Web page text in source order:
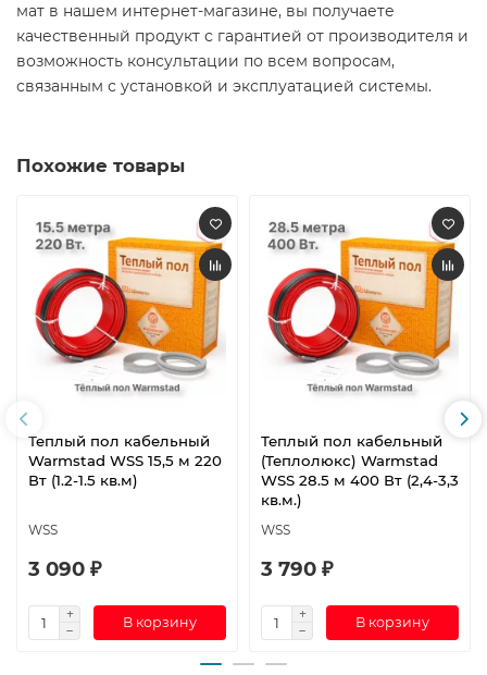
мат в нашем интернет-магазине, вы получаете
качественный продукт с гарантией от производителя и
возможность консультации по всем вопросам,
связанным с установкой и эксплуатацией системы.​
Похожие товары
Теплый пол кабельный
Warmstad WSS 15,5 м 220
Вт (1.2-1.5 кв.м)
WSS
3 090 ₽
В корзину
Теплый пол кабельный
(Теплолюкс) Warmstad
WSS 28.5 м 400 Вт (2,4-3,3
кв.м.)
WSS
3 790 ₽
В корзину